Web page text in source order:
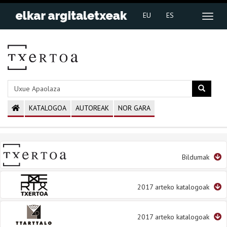
EU ES
KATALOGOA AUTOREAK NOR GARA
Bildumak
2017 arteko katalogoak
2017 arteko katalogoak